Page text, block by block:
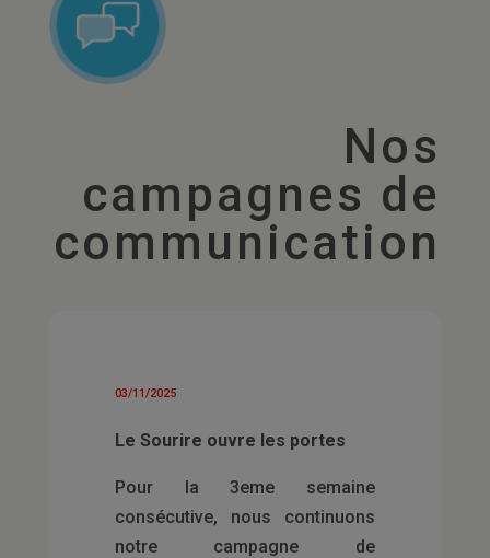
Nos
campagnes de
communication
03/11/2025
Le Sourire ouvre les portes
Pour la 3eme semaine
consécutive, nous continuons
notre campagne de